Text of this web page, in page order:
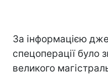
За інформацією
спецоперації було
великого